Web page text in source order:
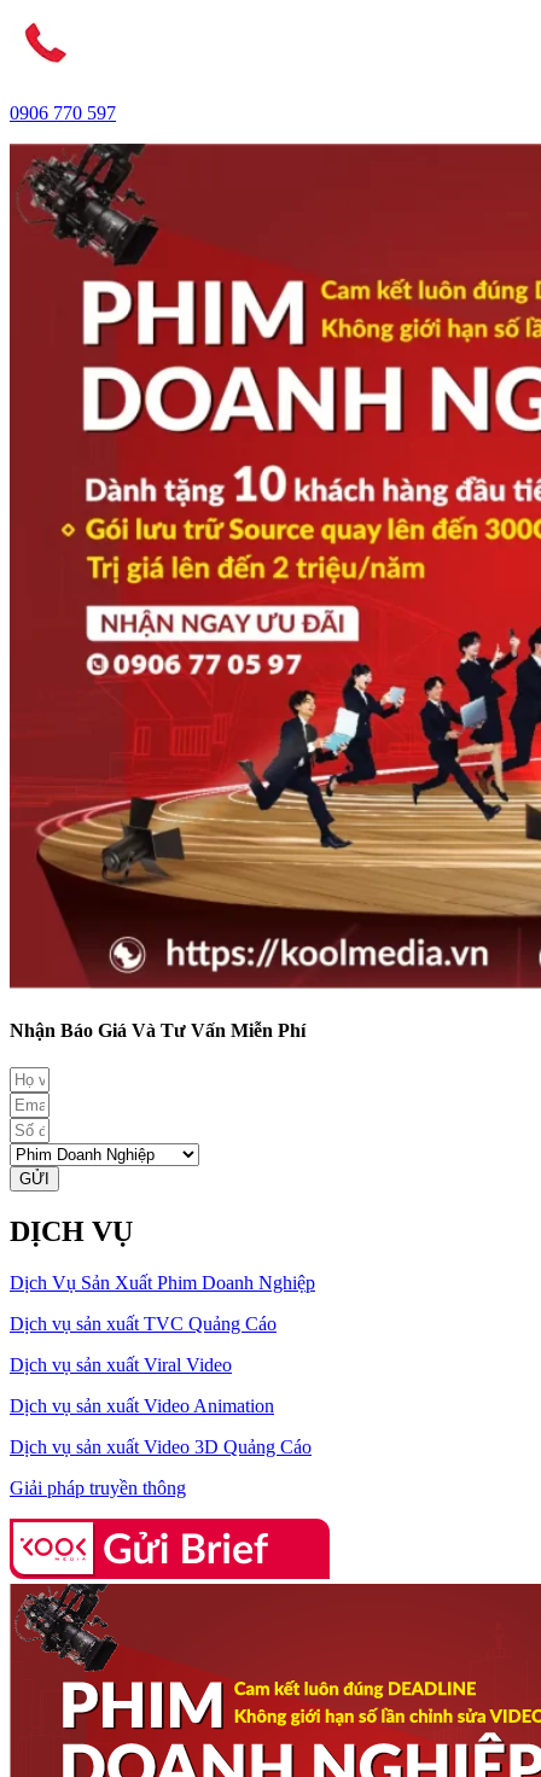
0906 770 597
Nhận Báo Giá Và Tư Vấn Miễn Phí
GỬI
DỊCH VỤ
Dịch Vụ Sản Xuất Phim Doanh Nghiệp
Dịch vụ sản xuất TVC Quảng Cáo
Dịch vụ sản xuất Viral Video
Dịch vụ sản xuất Video Animation
Dịch vụ sản xuất Video 3D Quảng Cáo
Giải pháp truyền thông